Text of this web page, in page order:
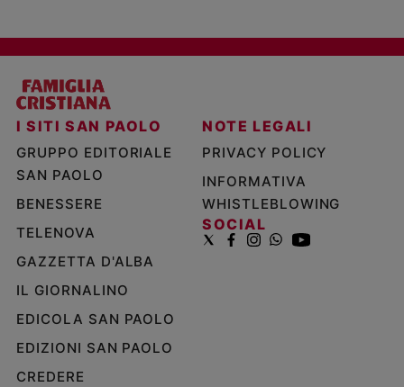
I SITI SAN PAOLO
GRUPPO EDITORIALE
SAN PAOLO
BENESSERE
TELENOVA
GAZZETTA D'ALBA
IL GIORNALINO
EDICOLA SAN PAOLO
EDIZIONI SAN PAOLO
CREDERE
NOTE LEGALI
PRIVACY POLICY
INFORMATIVA
WHISTLEBLOWING
SOCIAL